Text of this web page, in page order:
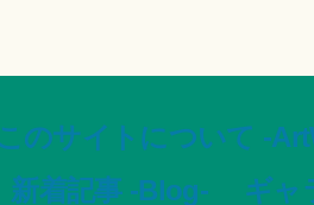
このサイトについて -
新着記事 -Blog-
ギャ